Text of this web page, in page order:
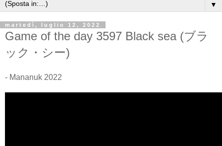
▼
martedì, luglio 12, 2022
Game of the day 3597 Black sea (ブラ
ック・シー)
- Mananuk 2022